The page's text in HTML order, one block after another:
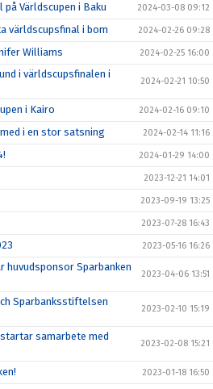
på Världscupen i Baku 2024-03-08 09:12
världscupsfinal i bom 2024-02-26 09:28
Williams 2024-02-25 16:00
i världscupsfinalen i
2024-02-21 10:50
i Kairo 2024-02-16 09:10
i en stor satsning 2024-02-14 11:16
2024-01-29 14:00
2023-12-21 14:01
2023-09-19 13:25
2023-07-28 16:43
2023-05-16 16:26
huvudsponsor Sparbanken
2023-04-06 13:51
Sparbanksstiftelsen
2023-02-10 15:19
samarbete med
2023-02-08 15:21
2023-01-18 16:50